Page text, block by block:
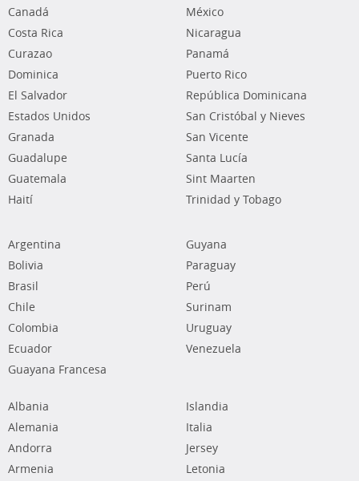
Canadá
Costa Rica
Curazao
Dominica
El Salvador
Estados Unidos
Granada
Guadalupe
Guatemala
Haití
México
Nicaragua
Panamá
Puerto Rico
República Dominicana
San Cristóbal y Nieves
San Vicente
Santa Lucía
Sint Maarten
Trinidad y Tobago
Argentina
Bolivia
Brasil
Chile
Colombia
Ecuador
Guayana Francesa
Guyana
Paraguay
Perú
Surinam
Uruguay
Venezuela
Albania
Alemania
Andorra
Armenia
Islandia
Italia
Jersey
Letonia